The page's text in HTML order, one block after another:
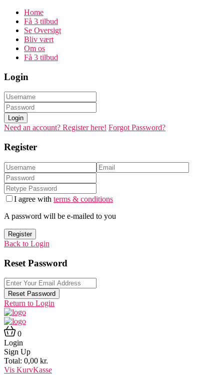
Home
Få 3 tilbud
Se Oversigt
Bliv vært
Om os
Få 3 tilbud
Login
Login
Need an account? Register here! Forgot Password?
Register
I agree with terms & conditions
A password will be e-mailed to you
Register
Back to Login
Reset Password
Reset Password
Return to Login
0
Login
Sign Up
Total: 0,00 kr.
Vis KurvKasse